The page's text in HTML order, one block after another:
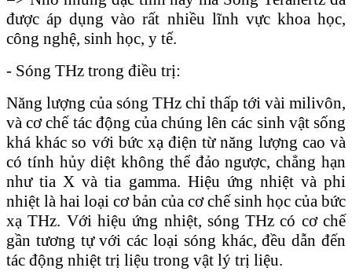
được áp dụng vào rất nhiều lĩnh vực khoa học,
công nghệ, sinh học, y tế.
- Sóng THz trong điều trị:
Năng lượng của sóng THz chỉ thấp tới vài milivôn,
và cơ chế tác động của chúng lên các sinh vật sống
khá khác so với bức xạ điện từ năng lượng cao và
có tính hủy diệt không thể đảo ngược, chẳng hạn
như tia X và tia gamma. Hiệu ứng nhiệt và phi
nhiệt là hai loại cơ bản của cơ chế sinh học của bức
xạ THz. Với hiệu ứng nhiệt, sóng THz có cơ chế
gần tương tự với các loại sóng khác, đều dẫn đến
tác động nhiệt trị liệu trong vật lý trị liệu.